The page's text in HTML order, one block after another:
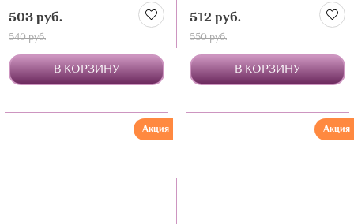
503 руб.
540 руб.
В КОРЗИНУ
512 руб.
550 руб.
В КОРЗИНУ
Акция Акция